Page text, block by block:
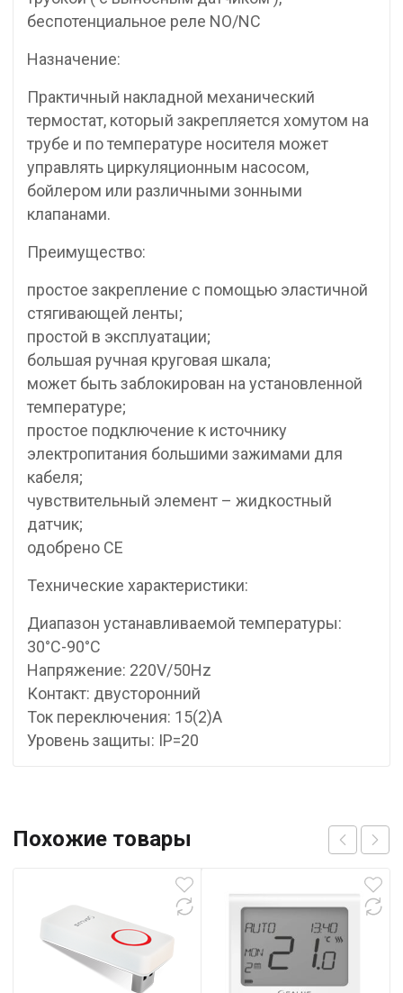
беспотенциальное реле NO/NC
Назначение:
Практичный накладной механический
термостат, который закрепляется хомутом на
трубе и по температуре носителя может
управлять циркуляционным насосом,
бойлером или различными зонными
клапанами.
Преимущество:
простое закрепление с помощью эластичной
стягивающей ленты;
простой в эксплуатации;
большая ручная круговая шкала;
может быть заблокирован на установленной
температуре;
простое подключение к источнику
электропитания большими зажимами для
кабеля;
чувствительный элемент – жидкостный
датчик;
одобрено СЕ
Технические характеристики:
Диапазон устанавливаемой температуры:
30°C-90°C
Напряжение: 220V/50Hz
Контакт: двусторонний
Ток переключения: 15(2)А
Уровень защиты: IP=20
Похожие товары